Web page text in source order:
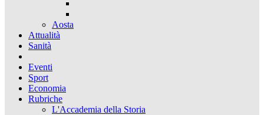
Aosta
Attualità
Sanità
Eventi
Sport
Economia
Rubriche
L'Accademia della Storia